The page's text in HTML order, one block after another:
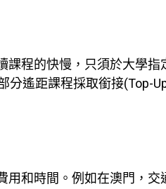
課程的快慢，只須於大學指
分遙距課程採取銜接(Top-
用和時間。例如在澳門，交